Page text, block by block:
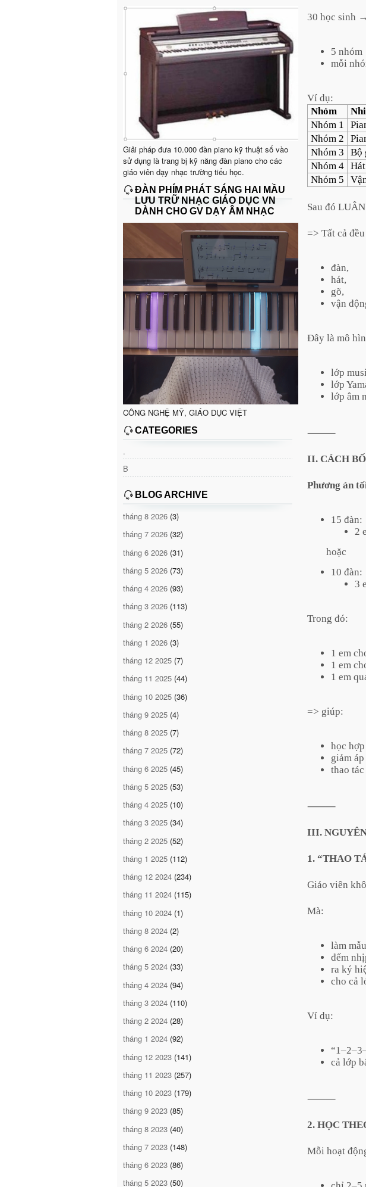
Giải pháp đưa 10.000 đàn piano kỹ thuật số vào
sử dụng là trang bị kỹ năng đàn piano cho các
giáo viên dạy nhạc trường tiểu học.
ĐÀN PHÍM PHÁT SÁNG HAI MẦU
LƯU TRỮ NHẠC GIÁO DỤC VN
DÀNH CHO GV DẠY ÂM NHẠC
CÔNG NGHỆ MỸ, GIÁO DỤC VIỆT
CATEGORIES
.
B
BLOG ARCHIVE
tháng 8 2026 (3)
tháng 7 2026 (32)
tháng 6 2026 (31)
tháng 5 2026 (73)
tháng 4 2026 (93)
tháng 3 2026 (113)
tháng 2 2026 (55)
tháng 1 2026 (3)
tháng 12 2025 (7)
tháng 11 2025 (44)
tháng 10 2025 (36)
tháng 9 2025 (4)
tháng 8 2025 (7)
tháng 7 2025 (72)
tháng 6 2025 (45)
tháng 5 2025 (53)
tháng 4 2025 (10)
tháng 3 2025 (34)
tháng 2 2025 (52)
tháng 1 2025 (112)
tháng 12 2024 (234)
tháng 11 2024 (115)
tháng 10 2024 (1)
tháng 8 2024 (2)
tháng 6 2024 (20)
tháng 5 2024 (33)
tháng 4 2024 (94)
tháng 3 2024 (110)
tháng 2 2024 (28)
tháng 1 2024 (92)
tháng 12 2023 (141)
tháng 11 2023 (257)
tháng 10 2023 (179)
tháng 9 2023 (85)
tháng 8 2023 (40)
tháng 7 2023 (148)
tháng 6 2023 (86)
tháng 5 2023 (50)
30 học sinh
5 nhóm
mỗi
Ví dụ:
Nhóm
Nhóm 1
Nhóm 2
Nhóm 3
Bộ
Nhóm 4 Hát
Nhóm 5
Sau đó
=> Tất cả
đàn,
hát,
gõ,
vận
Đây là mô
lớp
lớp
lớp âm
⸻
II. CÁCH
Phương án
15 đàn:
2
hoặc
10 đàn:
3
Trong đó:
1 em
1 em
1 em
=> giúp:
học
giảm
thao
⸻
III.
1. “THAO
Giáo viên
Mà:
làm
đếm
ra ký
cho cả
Ví dụ:
cả lớp
⸻
2. HỌC
Mỗi hoạt